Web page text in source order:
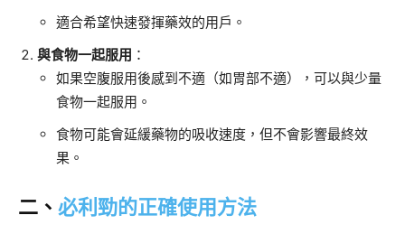
適合希望快速發揮藥效的用戶。
與食物一起服用 ：
如果空腹服用後感到不適（如胃部不適），可以與少量
食物一起服用。
食物可能會延緩藥物的吸收速度，但不會影響最終效
果。
二、 必利勁的正確使用方法